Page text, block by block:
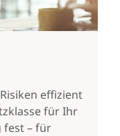
effizient
für Ihr
fest – für